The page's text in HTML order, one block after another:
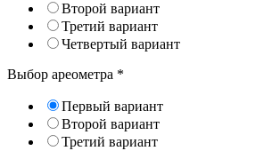
Второй вариант
Третий вариант
Четвертый вариант
Выбор ареометра *
Первый вариант
Второй вариант
Третий вариант